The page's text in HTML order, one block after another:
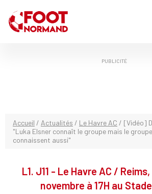
PUBLICITÉ
Accueil / Actualités / Le Havre AC / [Vidéo]
"Luka Elsner connaît le groupe mais le
connaissent aussi"
L1. J11 - Le Havre AC /
novembre à 17H au